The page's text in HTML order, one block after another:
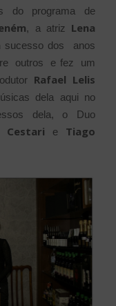
do programa de
, a atriz Lena
sucesso dos anos
outros e fez um
Rafael Lelis
dela aqui no
dela, o Duo
e Tiago